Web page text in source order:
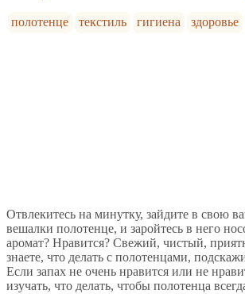
полотенце текстиль гигиена здоровье
Отвлекитесь на минутку, зайдите в свою
вешалки полотенце, и заройтесь в него
аромат? Нравится? Свежий, чистый,
знаете, что делать с полотенцами,
Если запах не очень нравится или не
изучать, что делать, чтобы полотенца